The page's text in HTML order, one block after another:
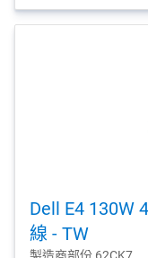
Dell E4 130W
線 - TW